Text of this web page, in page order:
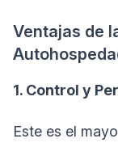
Ventajas de
1. Control y
Este es el